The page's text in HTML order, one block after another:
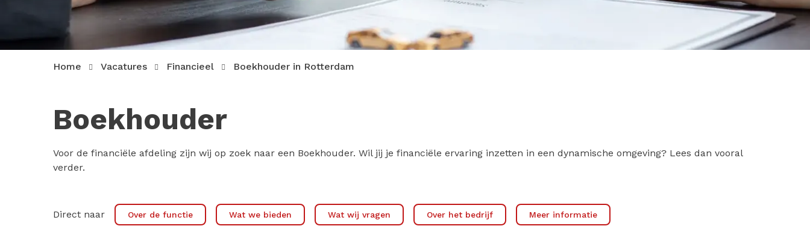
Home Vacatures Financieel Boekhouder in Rotterdam
Boekhouder
Voor de financiële afdeling zijn wij op zoek naar een Boekhouder. Wil jij je financiële ervaring inzetten in een dynamische omgeving? Lees dan vooral
verder.
Direct naar Over de functie Wat we bieden Wat wij vragen Over het bedrijf Meer informatie